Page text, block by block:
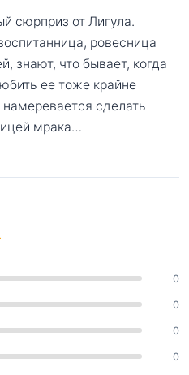
сюрприз от Лигула.
ровесница
знают, что бывает, когда
ее тоже крайне
сделать
мрака…
0
0
0
0